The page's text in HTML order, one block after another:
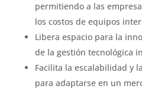
permitiendo a las
los costos de equipos
Libera espacio para la
de la gestión tecnológica
Facilita la escalabilidad y
para adaptarse en un